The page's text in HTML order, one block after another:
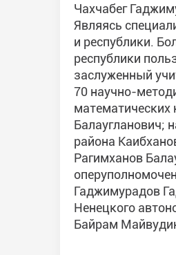
Чахчабег
Являясь
и республики.
республики
заслуженный
70 научно-
математических
Балаугланович;
района
Рагимханов
Гаджимурадов
Ненецкого
Байрам